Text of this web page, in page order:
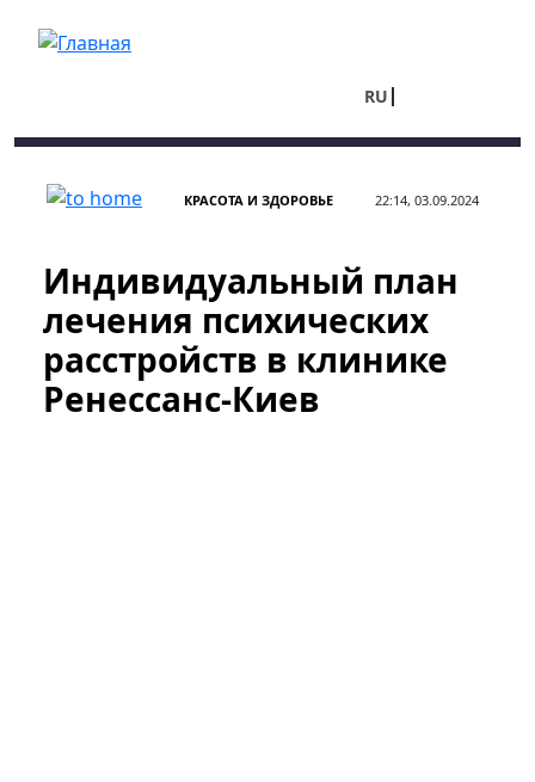
RU
КРАСОТА И ЗДОРОВЬЕ 22:14, 03.09.2024
Индивидуальный план
лечения психических
расстройств в клинике
Ренессанс-Киев